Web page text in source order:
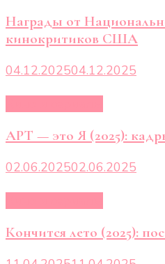
Награды от
кинокритиков США
04.12.202504.12.2025
АРТ — это Я (2025):
02.06.202502.06.2025
Кончится лето (2025):